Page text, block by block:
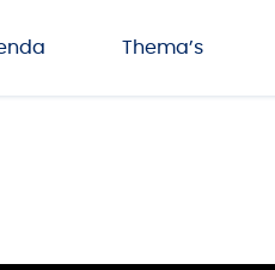
Thema’s